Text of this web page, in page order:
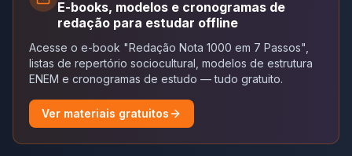
E-books, modelos e cronogramas de
redação para estudar offline
Acesse o e-book "Redação Nota 1000 em 7 Passos",
listas de repertório sociocultural, modelos de estrutura
ENEM e cronogramas de estudo — tudo gratuito.
Ver materiais gratuitos